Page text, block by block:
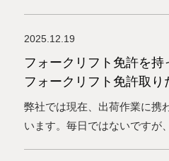
2025.12.19
フォークリフト免許を
フォークリフト免許取り
弊社では現在、出荷作業に携
います。毎日ではないですが